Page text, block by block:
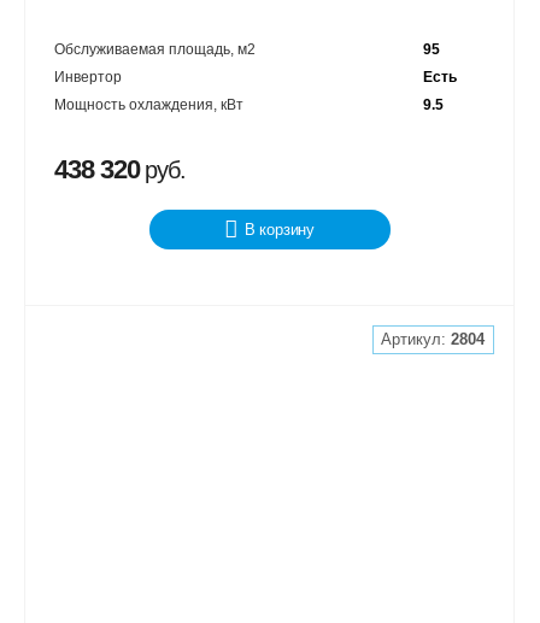
Обслуживаемая площадь, м2
95
Инвертор
Есть
Мощность охлаждения, кВт
9.5
438 320руб.
В корзину
Артикул:2804